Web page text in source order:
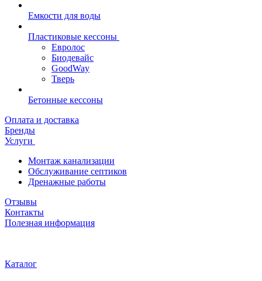
Емкости для воды
Пластиковые кессоны
Евролос
Биодевайс
GoodWay
Тверь
Бетонные кессоны
Оплата и доставка
Бренды
Услуги
Монтаж канализации
Обслуживание септиков
Дренажные работы
Отзывы
Контакты
Полезная информация
Каталог